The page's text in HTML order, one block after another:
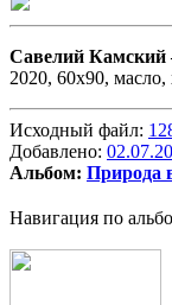
Савелий Камский
2020, 60х90, масло,
Исходный файл:
Добавлено:
Альбом: Природа
Навигация по